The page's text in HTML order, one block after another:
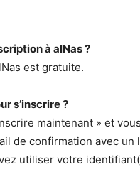
à alNas ?
est gratuite.
s’inscrire ?
maintenant » et
de confirmation avec
utiliser votre